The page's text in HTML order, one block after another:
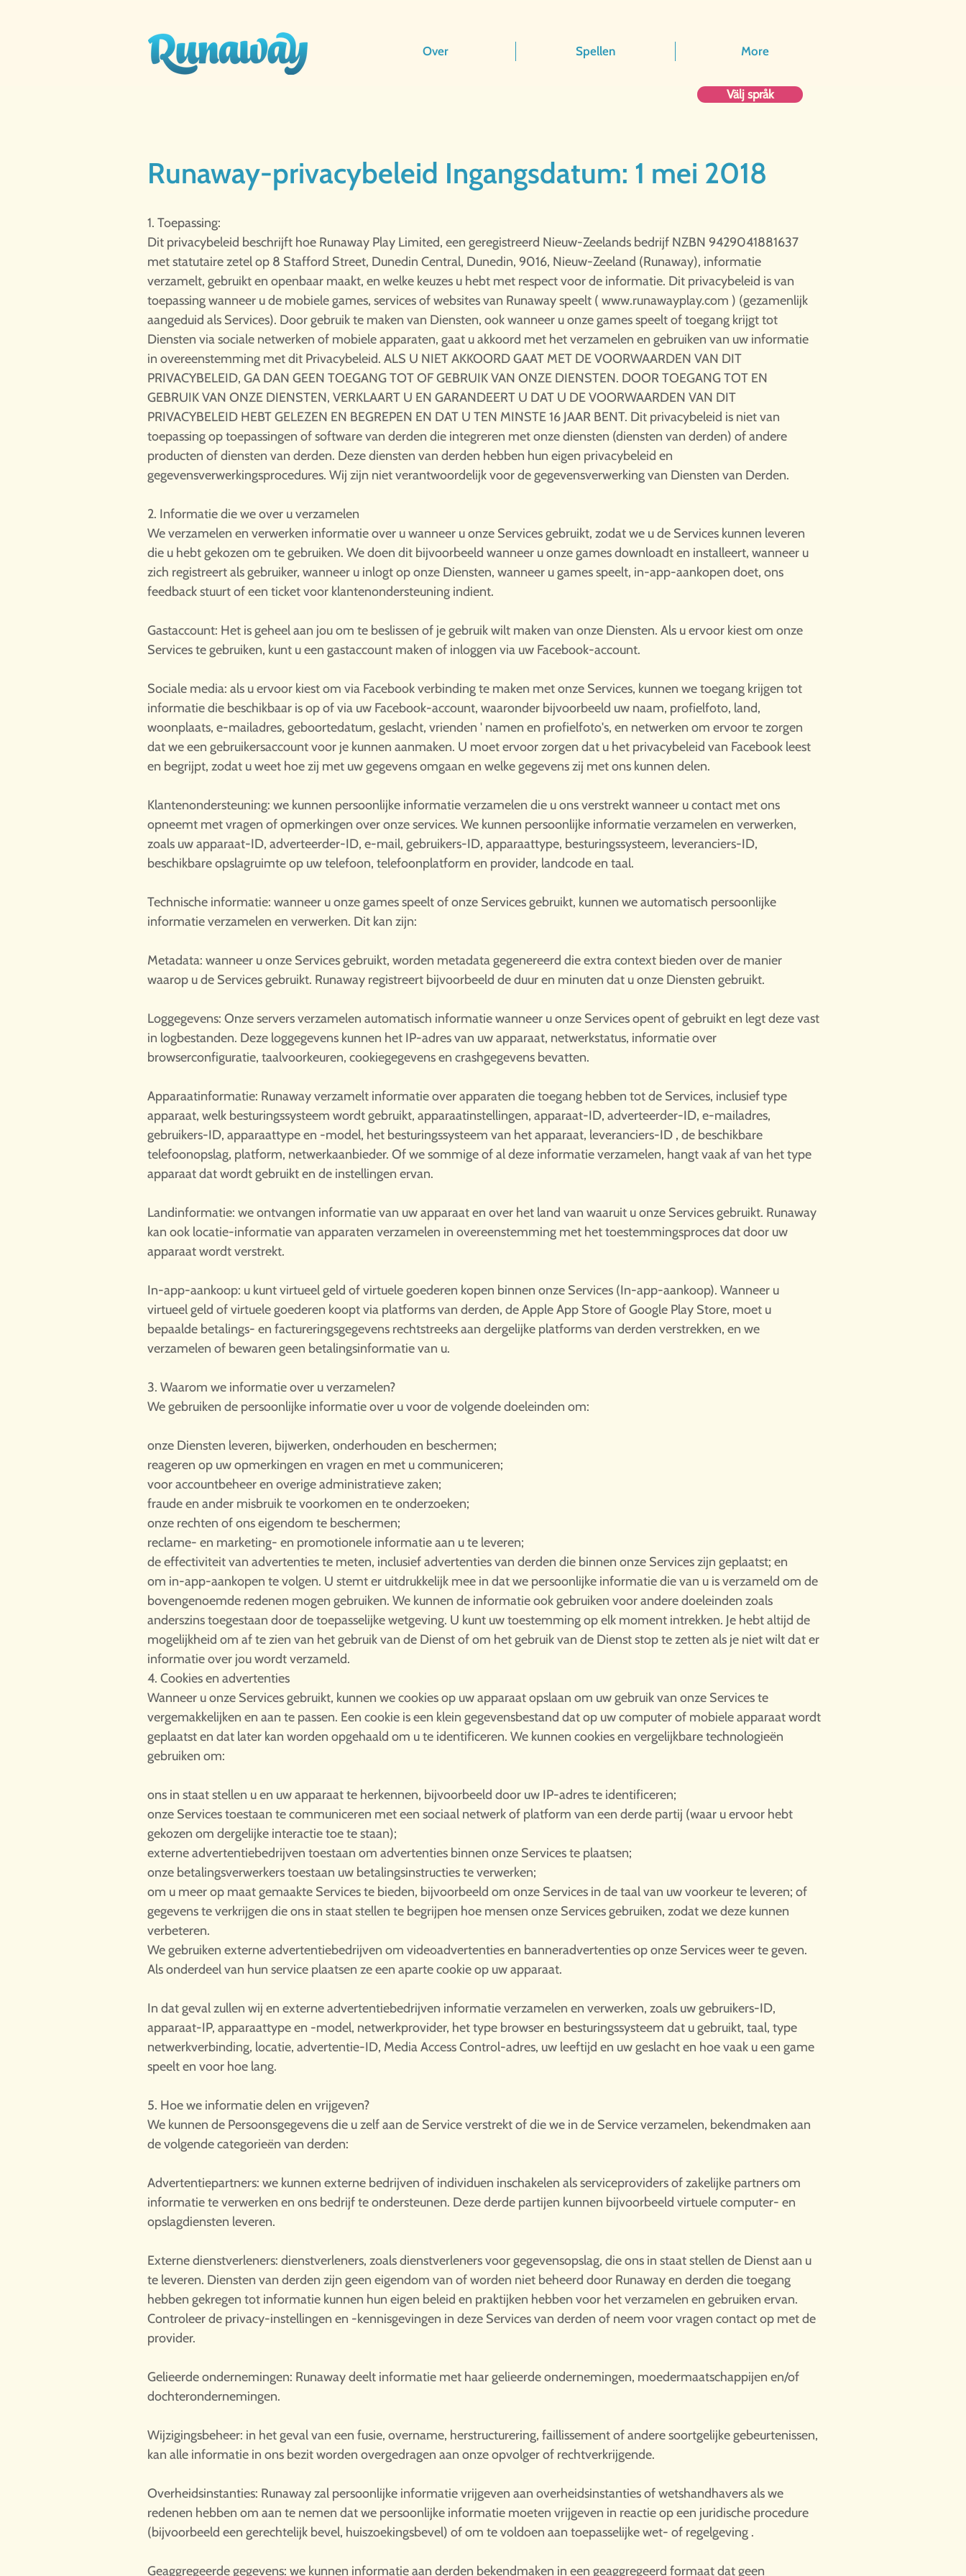
Over Spellen More
Välj språk
Runaway-privacybeleid Ingangsdatum: 1 mei 2018
1. Toepassing:
Dit privacybeleid beschrijft hoe Runaway Play Limited, een geregistreerd Nieuw-Zeelands bedrijf NZBN 9429041881637
met statutaire zetel op 8 Stafford Street, Dunedin Central, Dunedin, 9016, Nieuw-Zeeland (Runaway), informatie
verzamelt, gebruikt en openbaar maakt, en welke keuzes u hebt met respect voor de informatie. Dit privacybeleid is van
toepassing wanneer u de mobiele games, services of websites van Runaway speelt ( www.runawayplay.com ) (gezamenlijk
aangeduid als Services). Door gebruik te maken van Diensten, ook wanneer u onze games speelt of toegang krijgt tot
Diensten via sociale netwerken of mobiele apparaten, gaat u akkoord met het verzamelen en gebruiken van uw informatie
in overeenstemming met dit Privacybeleid. ALS U NIET AKKOORD GAAT MET DE VOORWAARDEN VAN DIT
PRIVACYBELEID, GA DAN GEEN TOEGANG TOT OF GEBRUIK VAN ONZE DIENSTEN. DOOR TOEGANG TOT EN
GEBRUIK VAN ONZE DIENSTEN, VERKLAART U EN GARANDEERT U DAT U DE VOORWAARDEN VAN DIT
PRIVACYBELEID HEBT GELEZEN EN BEGREPEN EN DAT U TEN MINSTE 16 JAAR BENT. Dit privacybeleid is niet van
toepassing op toepassingen of software van derden die integreren met onze diensten (diensten van derden) of andere
producten of diensten van derden. Deze diensten van derden hebben hun eigen privacybeleid en
gegevensverwerkingsprocedures. Wij zijn niet verantwoordelijk voor de gegevensverwerking van Diensten van Derden.
2. Informatie die we over u verzamelen
We verzamelen en verwerken informatie over u wanneer u onze Services gebruikt, zodat we u de Services kunnen leveren
die u hebt gekozen om te gebruiken. We doen dit bijvoorbeeld wanneer u onze games downloadt en installeert, wanneer u
zich registreert als gebruiker, wanneer u inlogt op onze Diensten, wanneer u games speelt, in-app-aankopen doet, ons
feedback stuurt of een ticket voor klantenondersteuning indient.
Gastaccount: Het is geheel aan jou om te beslissen of je gebruik wilt maken van onze Diensten. Als u ervoor kiest om onze
Services te gebruiken, kunt u een gastaccount maken of inloggen via uw Facebook-account.
Sociale media: als u ervoor kiest om via Facebook verbinding te maken met onze Services, kunnen we toegang krijgen tot
informatie die beschikbaar is op of via uw Facebook-account, waaronder bijvoorbeeld uw naam, profielfoto, land,
woonplaats, e-mailadres, geboortedatum, geslacht, vrienden ' namen en profielfoto's, en netwerken om ervoor te zorgen
dat we een gebruikersaccount voor je kunnen aanmaken. U moet ervoor zorgen dat u het privacybeleid van Facebook leest
en begrijpt, zodat u weet hoe zij met uw gegevens omgaan en welke gegevens zij met ons kunnen delen.
Klantenondersteuning: we kunnen persoonlijke informatie verzamelen die u ons verstrekt wanneer u contact met ons
opneemt met vragen of opmerkingen over onze services. We kunnen persoonlijke informatie verzamelen en verwerken,
zoals uw apparaat-ID, adverteerder-ID, e-mail, gebruikers-ID, apparaattype, besturingssysteem, leveranciers-ID,
beschikbare opslagruimte op uw telefoon, telefoonplatform en provider, landcode en taal.
Technische informatie: wanneer u onze games speelt of onze Services gebruikt, kunnen we automatisch persoonlijke
informatie verzamelen en verwerken. Dit kan zijn:
Metadata: wanneer u onze Services gebruikt, worden metadata gegenereerd die extra context bieden over de manier
waarop u de Services gebruikt. Runaway registreert bijvoorbeeld de duur en minuten dat u onze Diensten gebruikt.
Loggegevens: Onze servers verzamelen automatisch informatie wanneer u onze Services opent of gebruikt en legt deze vast
in logbestanden. Deze loggegevens kunnen het IP-adres van uw apparaat, netwerkstatus, informatie over
browserconfiguratie, taalvoorkeuren, cookiegegevens en crashgegevens bevatten.
Apparaatinformatie: Runaway verzamelt informatie over apparaten die toegang hebben tot de Services, inclusief type
apparaat, welk besturingssysteem wordt gebruikt, apparaatinstellingen, apparaat-ID, adverteerder-ID, e-mailadres,
gebruikers-ID, apparaattype en -model, het besturingssysteem van het apparaat, leveranciers-ID , de beschikbare
telefoonopslag, platform, netwerkaanbieder. Of we sommige of al deze informatie verzamelen, hangt vaak af van het type
apparaat dat wordt gebruikt en de instellingen ervan.
Landinformatie: we ontvangen informatie van uw apparaat en over het land van waaruit u onze Services gebruikt. Runaway
kan ook locatie-informatie van apparaten verzamelen in overeenstemming met het toestemmingsproces dat door uw
apparaat wordt verstrekt.
In-app-aankoop: u kunt virtueel geld of virtuele goederen kopen binnen onze Services (In-app-aankoop). Wanneer u
virtueel geld of virtuele goederen koopt via platforms van derden, de Apple App Store of Google Play Store, moet u
bepaalde betalings- en factureringsgegevens rechtstreeks aan dergelijke platforms van derden verstrekken, en we
verzamelen of bewaren geen betalingsinformatie van u.
3. Waarom we informatie over u verzamelen?
We gebruiken de persoonlijke informatie over u voor de volgende doeleinden om:
onze Diensten leveren, bijwerken, onderhouden en beschermen;
reageren op uw opmerkingen en vragen en met u communiceren;
voor accountbeheer en overige administratieve zaken;
fraude en ander misbruik te voorkomen en te onderzoeken;
onze rechten of ons eigendom te beschermen;
reclame- en marketing- en promotionele informatie aan u te leveren;
de effectiviteit van advertenties te meten, inclusief advertenties van derden die binnen onze Services zijn geplaatst; en
om in-app-aankopen te volgen. U stemt er uitdrukkelijk mee in dat we persoonlijke informatie die van u is verzameld om de
bovengenoemde redenen mogen gebruiken. We kunnen de informatie ook gebruiken voor andere doeleinden zoals
anderszins toegestaan door de toepasselijke wetgeving. U kunt uw toestemming op elk moment intrekken. Je hebt altijd de
mogelijkheid om af te zien van het gebruik van de Dienst of om het gebruik van de Dienst stop te zetten als je niet wilt dat er
informatie over jou wordt verzameld.
4. Cookies en advertenties
Wanneer u onze Services gebruikt, kunnen we cookies op uw apparaat opslaan om uw gebruik van onze Services te
vergemakkelijken en aan te passen. Een cookie is een klein gegevensbestand dat op uw computer of mobiele apparaat wordt
geplaatst en dat later kan worden opgehaald om u te identificeren. We kunnen cookies en vergelijkbare technologieën
gebruiken om:
ons in staat stellen u en uw apparaat te herkennen, bijvoorbeeld door uw IP-adres te identificeren;
onze Services toestaan te communiceren met een sociaal netwerk of platform van een derde partij (waar u ervoor hebt
gekozen om dergelijke interactie toe te staan);
externe advertentiebedrijven toestaan om advertenties binnen onze Services te plaatsen;
onze betalingsverwerkers toestaan uw betalingsinstructies te verwerken;
om u meer op maat gemaakte Services te bieden, bijvoorbeeld om onze Services in de taal van uw voorkeur te leveren; of
gegevens te verkrijgen die ons in staat stellen te begrijpen hoe mensen onze Services gebruiken, zodat we deze kunnen
verbeteren.
We gebruiken externe advertentiebedrijven om videoadvertenties en banneradvertenties op onze Services weer te geven.
Als onderdeel van hun service plaatsen ze een aparte cookie op uw apparaat.
In dat geval zullen wij en externe advertentiebedrijven informatie verzamelen en verwerken, zoals uw gebruikers-ID,
apparaat-IP, apparaattype en -model, netwerkprovider, het type browser en besturingssysteem dat u gebruikt, taal, type
netwerkverbinding, locatie, advertentie-ID, Media Access Control-adres, uw leeftijd en uw geslacht en hoe vaak u een game
speelt en voor hoe lang.
5. Hoe we informatie delen en vrijgeven?
We kunnen de Persoonsgegevens die u zelf aan de Service verstrekt of die we in de Service verzamelen, bekendmaken aan
de volgende categorieën van derden:
Advertentiepartners: we kunnen externe bedrijven of individuen inschakelen als serviceproviders of zakelijke partners om
informatie te verwerken en ons bedrijf te ondersteunen. Deze derde partijen kunnen bijvoorbeeld virtuele computer- en
opslagdiensten leveren.
Externe dienstverleners: dienstverleners, zoals dienstverleners voor gegevensopslag, die ons in staat stellen de Dienst aan u
te leveren. Diensten van derden zijn geen eigendom van of worden niet beheerd door Runaway en derden die toegang
hebben gekregen tot informatie kunnen hun eigen beleid en praktijken hebben voor het verzamelen en gebruiken ervan.
Controleer de privacy-instellingen en -kennisgevingen in deze Services van derden of neem voor vragen contact op met de
provider.
Gelieerde ondernemingen: Runaway deelt informatie met haar gelieerde ondernemingen, moedermaatschappijen en/of
dochterondernemingen.
Wijzigingsbeheer: in het geval van een fusie, overname, herstructurering, faillissement of andere soortgelijke gebeurtenissen,
kan alle informatie in ons bezit worden overgedragen aan onze opvolger of rechtverkrijgende.
Overheidsinstanties: Runaway zal persoonlijke informatie vrijgeven aan overheidsinstanties of wetshandhavers als we
redenen hebben om aan te nemen dat we persoonlijke informatie moeten vrijgeven in reactie op een juridische procedure
(bijvoorbeeld een gerechtelijk bevel, huiszoekingsbevel) of om te voldoen aan toepasselijke wet- of regelgeving .
Geaggregeerde gegevens: we kunnen informatie aan derden bekendmaken in een geaggregeerd formaat dat geen